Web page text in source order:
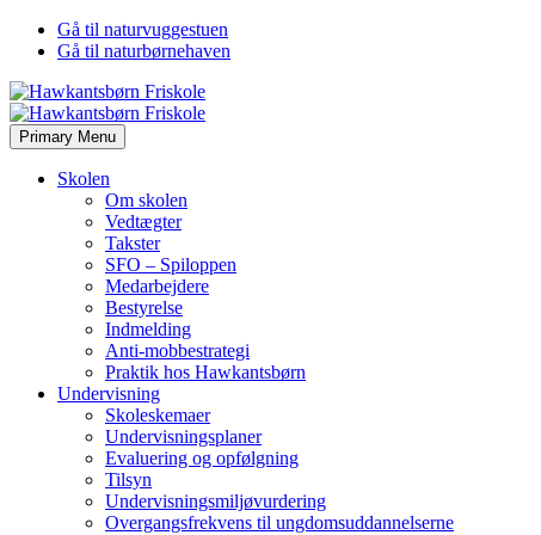
Gå til naturvuggestuen
Gå til naturbørnehaven
Primary Menu
Skolen
Om skolen
Vedtægter
Takster
SFO – Spiloppen
Medarbejdere
Bestyrelse
Indmelding
Anti-mobbestrategi
Praktik hos Hawkantsbørn
Undervisning
Skoleskemaer
Undervisningsplaner
Evaluering og opfølgning
Tilsyn
Undervisningsmiljøvurdering
Overgangsfrekvens til ungdomsuddannelserne